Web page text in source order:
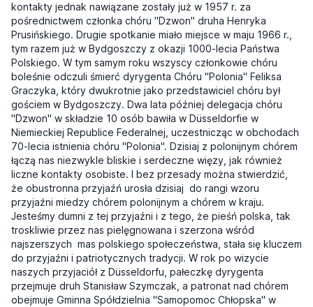
kontakty jednak nawiązane zostały już w 1957 r. za
pośrednictwem członka chóru "Dzwon" druha Henryka
Prusińskiego. Drugie spotkanie miało miejsce w maju 1966 r.,
tym razem już w Bydgoszczy z okazji 1000-lecia Państwa
Polskiego. W tym samym roku wszyscy członkowie chóru
boleśnie odczuli śmierć dyrygenta Chóru "Polonia" Feliksa
Graczyka, który dwukrotnie jako przedstawiciel chóru był
gościem w Bydgoszczy. Dwa lata później delegacja chóru
"Dzwon" w składzie 10 osób bawiła w Düsseldorfie w
Niemieckiej Republice Federalnej, uczestnicząc w obchodach
70-lecia istnienia chóru "Polonia". Dzisiaj z polonijnym chórem
łączą nas niezwykle bliskie i serdeczne więzy, jak również
liczne kontakty osobiste. I bez przesady można stwierdzić,
że obustronna przyjaźń urosła dzisiaj do rangi wzoru
przyjaźni miedzy chórem polonijnym a chórem w kraju.
Jesteśmy dumni z tej przyjaźni i z tego, że pieśń polska, tak
troskliwie przez nas pielęgnowana i szerzona wśród
najszerszych mas polskiego społeczeństwa, stała się kluczem
do przyjaźni i patriotycznych tradycji. W rok po wizycie
naszych przyjaciół z Düsseldorfu, pałeczkę dyrygenta
przejmuje druh Stanisław Szymczak, a patronat nad chórem
obejmuje Gminna Spółdzielnia "Samopomoc Chłopska" w